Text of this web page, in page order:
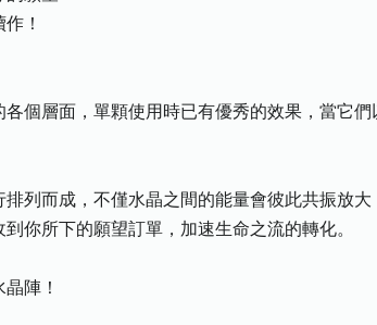
！
層面，單顆使用時已有優秀的效果，當它們
而成，不僅水晶之間的能量會彼此共振放大
你所下的願望訂單，加速生命之流的轉化。
陣！